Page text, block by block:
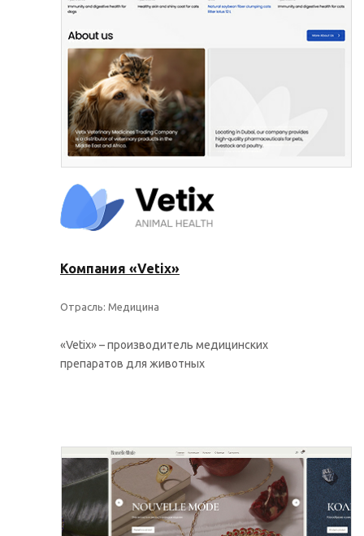
Компания «Vetix»
Отрасль: Медицина
«Vetix» – производитель медицинских
препаратов для животных